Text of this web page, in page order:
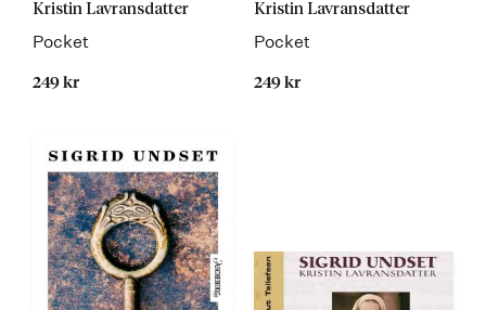
Kristin Lavransdatter
Pocket
249 kr
Kristin Lavransdatter
Pocket
249 kr